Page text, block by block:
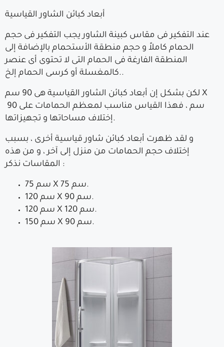
أبعاد كبائن الشاور القياسية
عند التفكير فى مقاس كبينة الشاور يجب التفكير فى حجم
الحمام كاملاً و حجم منطقة الأستحمام بالإضافة إلى
المنطقة الفارغة فى الحمام التى لا تحتوى أى عنصر
كالمغسلة أو كرسى الحمام إلخ..
لكن بشكل إن أبعاد كبائن الشاور القياسية هى 90 سم X
90 سم ، فهذا القياس مناسب لمعظم الحمامات على
إختلاف مساحاتها و تجهيزاتها.
و لقد ظهرت أبعاد كبائن شاور قياسية أخرى ، بسبب
إختلاف حجم الحمامات من منزل إلى آخر ، و من هذه
المقاسات نذكر :
75 سم X 75 سم.
120 سم X 90 سم.
120 سم X 120 سم.
150 سم X 90 سم.